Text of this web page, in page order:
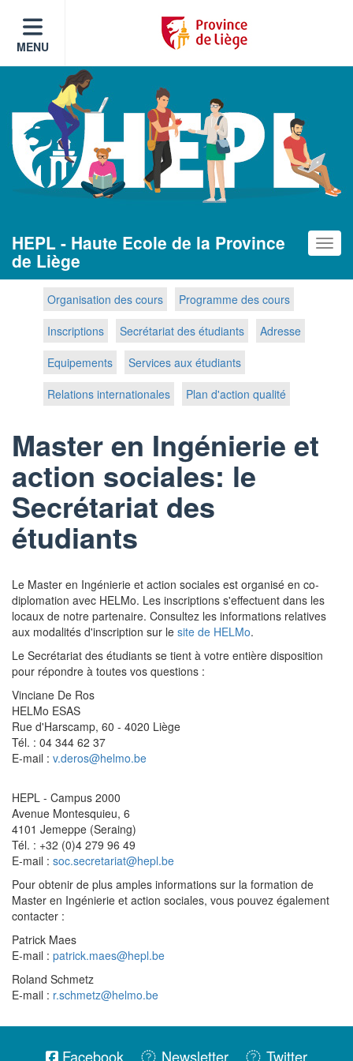
MENU
HEPL - Haute Ecole de la Province
de Liège
Organisation des cours
Programme des cours
Inscriptions
Secrétariat des étudiants
Adresse
Equipements
Services aux étudiants
Relations internationales
Plan d'action qualité
Master en Ingénierie et
action sociales: le
Secrétariat des
étudiants
Le Master en Ingénierie et action sociales est organisé en co-
diplomation avec HELMo. Les inscriptions s'effectuent dans les
locaux de notre partenaire. Consultez les informations relatives
aux modalités d'inscription sur le site de HELMo.
Le Secrétariat des étudiants se tient à votre entière disposition
pour répondre à toutes vos questions :
Vinciane De Ros
HELMo ESAS
Rue d'Harscamp, 60 - 4020 Liège
Tél. : 04 344 62 37
E-mail : v.deros@helmo.be
HEPL - Campus 2000
Avenue Montesquieu, 6
4101 Jemeppe (Seraing)
Tél. : +32 (0)4 279 96 49
E-mail : soc.secretariat@hepl.be
Pour obtenir de plus amples informations sur la formation de
Master en Ingénierie et action sociales, vous pouvez également
contacter :
Patrick Maes
E-mail : patrick.maes@hepl.be
Roland Schmetz
E-mail : r.schmetz@helmo.be
Facebook Newsletter Twitter